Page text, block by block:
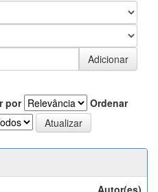
por
Ordenar
Autor(es)